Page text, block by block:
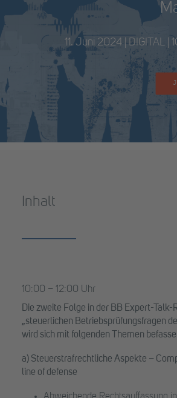
11. Juni 2024 | DIGITAL |
Inhalt
10:00 – 12:00 Uhr
Die zweite Folge in der BB Expert-Talk-
„steuerlichen Betriebsprüfungsfragen
wird sich mit folgenden Themen
a) Steuerstrafrechtliche Aspekte –
line of defense